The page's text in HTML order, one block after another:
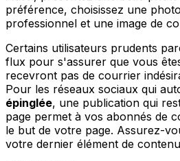
préférence, choisissez une
professionnel et une image de
Certains utilisateurs prudents
flux pour s'assurer que vous
recevront pas de courrier
Pour les réseaux sociaux qui
épinglée, une publication qui
page permet à vos abonnés de
le but de votre page. Assurez-
votre dernier élément de